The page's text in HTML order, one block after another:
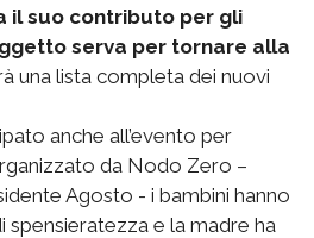
il suo contributo per gli
serva per tornare alla
una lista completa dei nuovi
anche all’evento per
da Nodo Zero –
Agosto - i bambini hanno
e la madre ha